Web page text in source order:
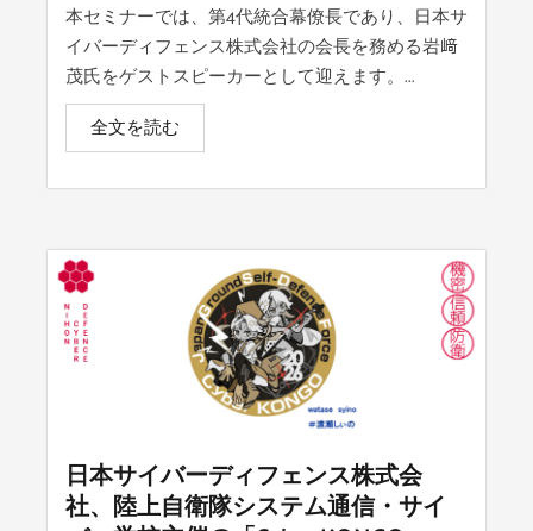
本セミナーでは、第4代統合幕僚長であり、日本サ
イバーディフェンス株式会社の会長を務める岩﨑
茂氏をゲストスピーカーとして迎えます。...
全文を読む
日本サイバーディフェンス株式会
社、陸上自衛隊システム通信・サイ